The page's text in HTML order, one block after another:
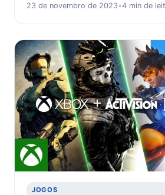
23 de novembro de 2023•4 min de
JOGOS